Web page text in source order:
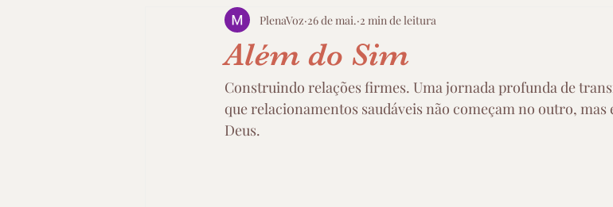
Autoconhecimento e espiritualidade
Além do Sim
PlenaVoz 26 de mai. 2 min de leitura
Construindo relações firmes. Uma jornada profunda de
que relacionamentos saudáveis não começam no outro,
Deus.